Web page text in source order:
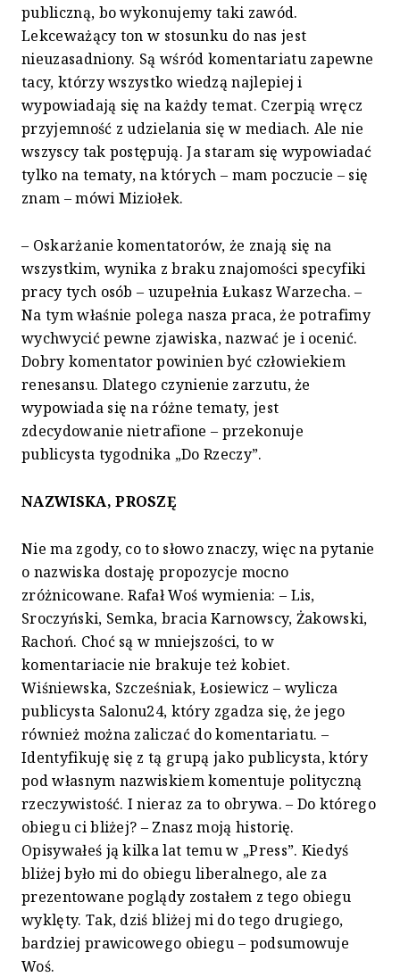
publiczną, bo wykonujemy taki zawód.
Lekceważący ton w stosunku do nas jest
nieuzasadniony. Są wśród komentariatu zapewne
tacy, którzy wszystko wiedzą najlepiej i
wypowiadają się na każdy temat. Czerpią wręcz
przyjemność z udzielania się w mediach. Ale nie
wszyscy tak postępują. Ja staram się wypowiadać
tylko na tematy, na których – mam poczucie – się
znam – mówi Miziołek.
– Oskarżanie komentatorów, że znają się na
wszystkim, wynika z braku znajomości specyfiki
pracy tych osób – uzupełnia Łukasz Warzecha. –
Na tym właśnie polega nasza praca, że potrafimy
wychwycić pewne zjawiska, nazwać je i ocenić.
Dobry komentator powinien być człowiekiem
renesansu. Dlatego czynienie zarzutu, że
wypowiada się na różne tematy, jest
zdecydowanie nietrafione – przekonuje
publicysta tygodnika „Do Rzeczy”.
NAZWISKA, PROSZĘ
Nie ma zgody, co to słowo znaczy, więc na pytanie
o nazwiska dostaję propozycje mocno
zróżnicowane. Rafał Woś wymienia: – Lis,
Sroczyński, Semka, bracia Karnowscy, Żakowski,
Rachoń. Choć są w mniejszości, to w
komentariacie nie brakuje też kobiet.
Wiśniewska, Szcześniak, Łosiewicz – wylicza
publicysta Salonu24, który zgadza się, że jego
również można zaliczać do komentariatu. –
Identyfikuję się z tą grupą jako publicysta, który
pod własnym nazwiskiem komentuje polityczną
rzeczywistość. I nieraz za to obrywa. – Do którego
obiegu ci bliżej? – Znasz moją historię.
Opisywałeś ją kilka lat temu w „Press”. Kiedyś
bliżej było mi do obiegu liberalnego, ale za
prezentowane poglądy zostałem z tego obiegu
wyklęty. Tak, dziś bliżej mi do tego drugiego,
bardziej prawicowego obiegu – podsumowuje
Woś.